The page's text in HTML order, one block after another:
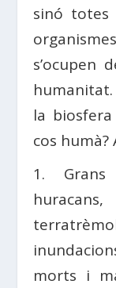
sinó totes
s’ocupen
la
cos
1. Grans
morts i